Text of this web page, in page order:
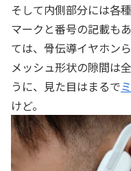
そして内側部分には各
マークと番号の記載も
ては、骨伝導イヤホン
メッシュ形状の隙間は
うに、見た目はまるで
けど。